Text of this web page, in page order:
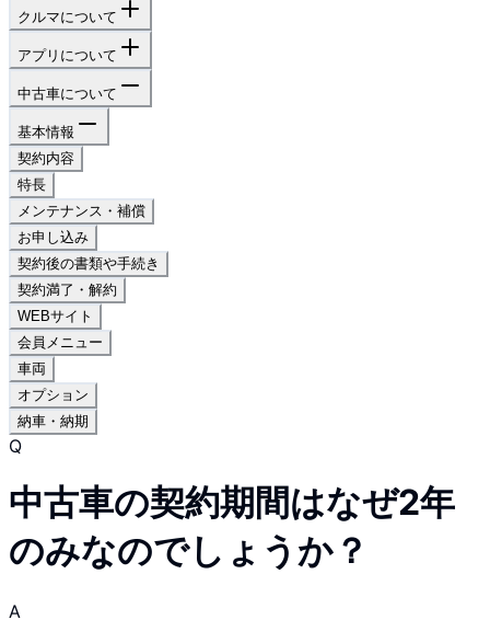
クルマについて
アプリについて
中古車について
基本情報
契約内容
特長
メンテナンス・補償
お申し込み
契約後の書類や手続き
契約満了・解約
WEBサイト
会員メニュー
車両
オプション
納車・納期
Q
中古車の契約期間はなぜ2年
のみなのでしょうか？
A